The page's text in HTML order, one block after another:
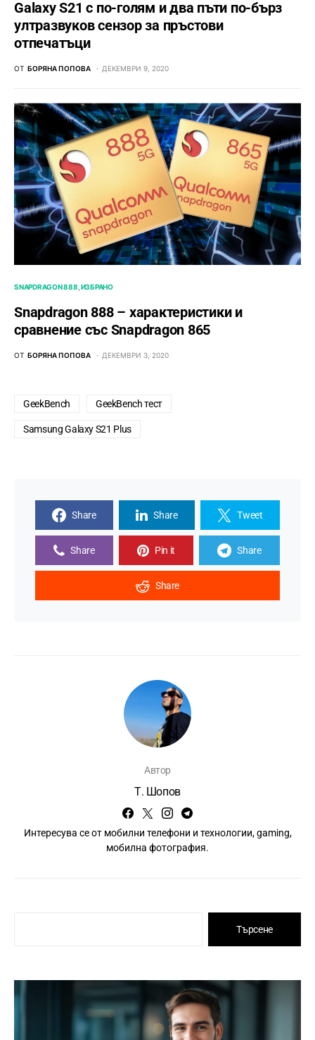
Galaxy S21 с по-голям и два пъти по-бърз
ултразвуков сензор за пръстови
отпечатъци
ОТ БОРЯНА ПОПОВА ДЕКЕМВРИ 9, 2020
SNAPDRAGON 888 ИЗБРАНО
Snapdragon 888 – характеристики и
сравнение със Snapdragon 865
ОТ БОРЯНА ПОПОВА ДЕКЕМВРИ 3, 2020
GeekBench GeekBench тест
Samsung Galaxy S21 Plus
Share Share Tweet
Share Pin it Share
Share
Автор
Т. Шопов
Интересува се от мобилни телефони и технологии, gaming,
мобилна фотография.
Търсене